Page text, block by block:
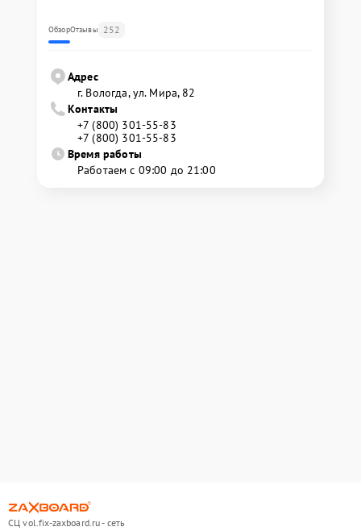
ОбзорОтзывы 252
Адрес
г. Вологда, ул. Мира, 82
Контакты
+7 (800) 301-55-83
+7 (800) 301-55-83
Время работы
Работаем с 09:00 до 21:00
СЦ vol.fix-zaxboard.ru - сеть